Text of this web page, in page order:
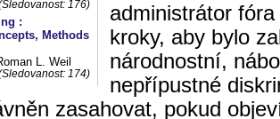
176)
:
Methods
L. Weil
174)
administrátor
kroky, aby bylo
národnostní,
nepřípustné
zasahovat, pokud